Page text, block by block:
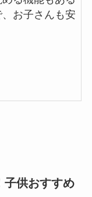
お子さんも安
子供おすすめ